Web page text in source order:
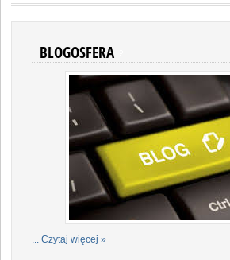
BLOGOSFERA
... Czytaj więcej »